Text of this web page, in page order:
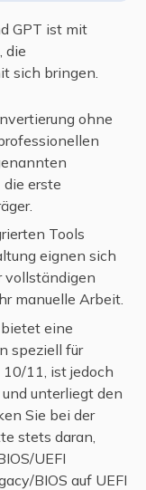
GPT ist mit
die
sich bringen.
ohne
erste
Tools
eignen sich
vollständigen
manuelle Arbeit.
eine
speziell für
11, ist jedoch
unterliegt den
Sie bei der
stets daran,
UEFI
BIOS auf UEFI